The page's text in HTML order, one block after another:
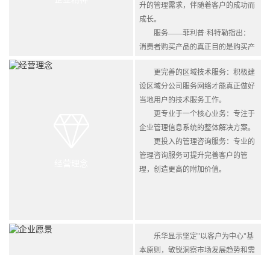
升的管理需求，伴随着客户的成功而
成长。
服务——菲利普·科特勒指出：
消费者购买产品的真正目的是购买产
事的是一个服务业，而不仅仅是一个
科技业。
更完善的区域技术服务：积极建
设区域分公司服务网络才能真正做好
当地用户的技术服务工作。
更专业于一个核心业务：专注于
企业管理信息系统的整体解决方案。
更投入的管理咨询服务：专业的
管理咨询服务可提升完善客户的管
理，创造更高的附加价值。
乐华显示坚定"以客户为中心"基
本原则，敏锐洞察市场发展趋势和需